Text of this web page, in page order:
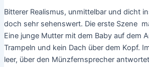
Bitterer Realismus, unmittelbar und dicht
doch sehr sehenswert. Die erste Szene
Eine junge Mutter mit dem Baby auf dem
Trampeln und kein Dach über dem Kopf.
leer, über den Münzfernsprecher